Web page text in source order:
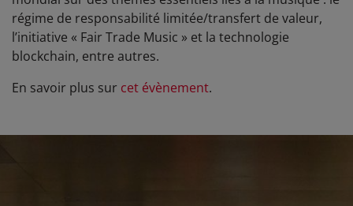
régime de responsabilité limitée/transfert de valeur,
l’initiative « Fair Trade Music » et la technologie
blockchain, entre autres.
En savoir plus sur cet évènement.